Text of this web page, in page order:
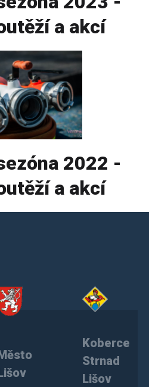
a akcí
2022 -
a akcí
Koberce
Strnad
Lišov